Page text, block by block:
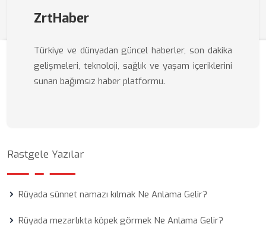
ZrtHaber
Türkiye ve dünyadan güncel haberler, son dakika
gelişmeleri, teknoloji, sağlık ve yaşam içeriklerini
sunan bağımsız haber platformu.
Rastgele Yazılar
Rüyada sünnet namazı kılmak Ne Anlama Gelir?
Rüyada mezarlıkta köpek görmek Ne Anlama Gelir?